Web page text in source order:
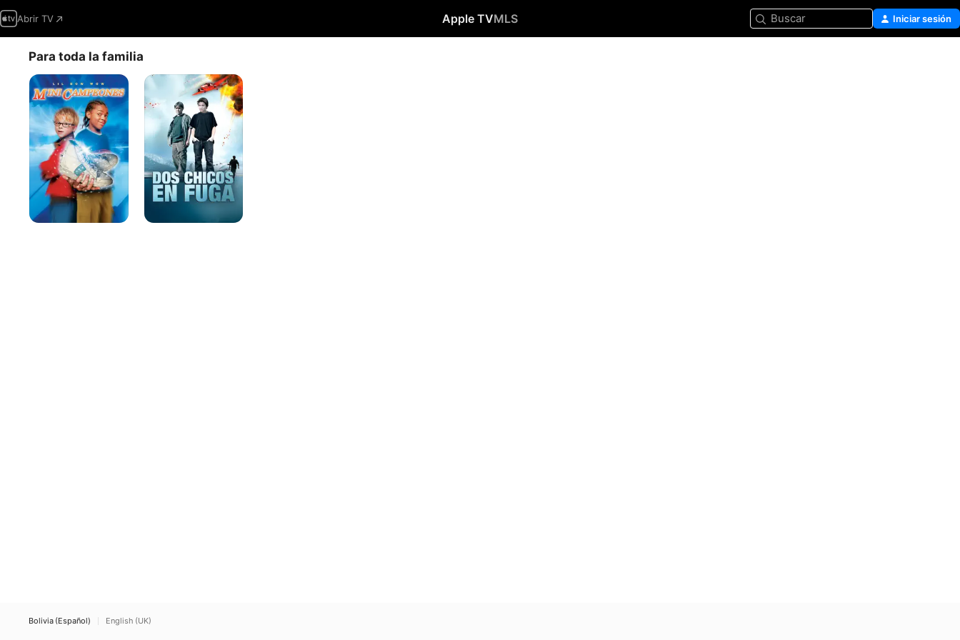
Abrir TV Apple TVMLS Buscar Iniciar sesión
Para toda la familia
Mini
campeones
Dos
Chicos
en
Fuga
Bolivia (Español) English (UK)